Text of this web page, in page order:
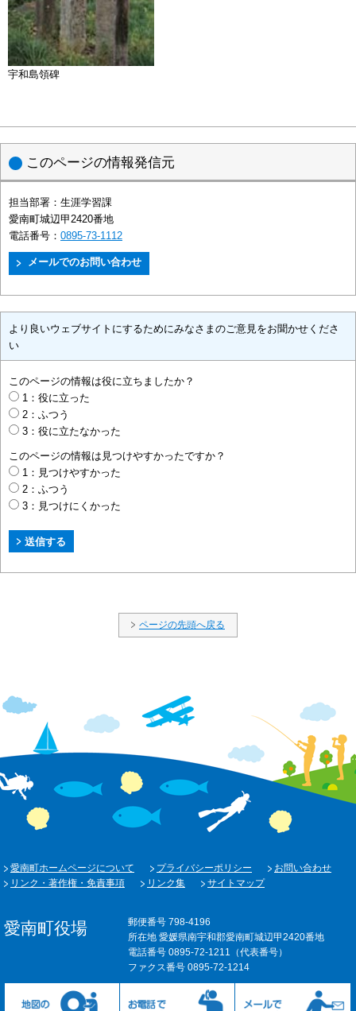
宇和島領碑
このページの情報発信元
担当部署： 生涯学習課
愛南町城辺甲2420番地
電話番号： 0895-73-1112
より良いウェブサイトにするためにみなさまのご意見をお聞かせくださ
い
このページの情報は役に立ちましたか？
1：役に立った
2：ふつう
3：役に立たなかった
このページの情報は見つけやすかったですか？
1：見つけやすかった
2：ふつう
3：見つけにくかった
ページの先頭へ戻る
愛南町ホームページについて プライバシーポリシー
お問い合わせ
リンク・著作権・免責事項
リンク集 サイトマップ
愛南町役場
郵便番号 798-4196
所在地 愛媛県南宇和郡愛南町城辺甲2420番地
電話番号 0895-72-1211（代表番号）
ファクス番号 0895-72-1214